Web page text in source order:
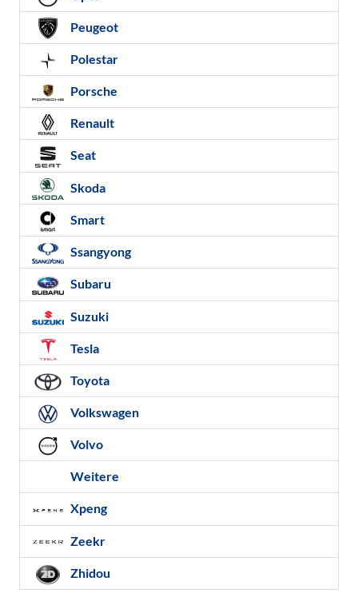
Peugeot
Polestar
Porsche
Renault
Seat
Skoda
Smart
Ssangyong
Subaru
Suzuki
Tesla
Toyota
Volkswagen
Volvo
Weitere
Xpeng
Zeekr
Zhidou